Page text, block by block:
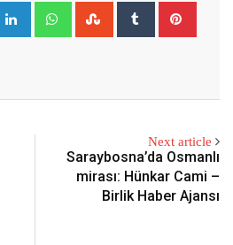
Next article
Saraybosna’da Osmanlı
mirası: Hünkar Cami –
Birlik Haber Ajansı